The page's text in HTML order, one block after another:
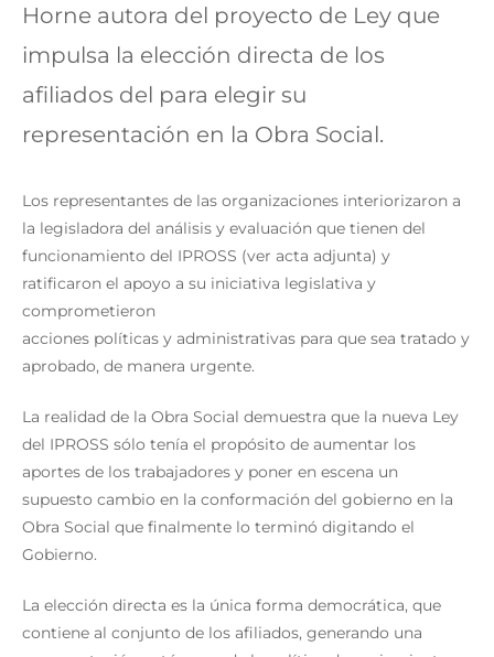
Horne autora del proyecto de Ley que
impulsa la elección directa de los
afiliados del para elegir su
representación en la Obra Social.
Los representantes de las organizaciones interiorizaron a
la legisladora del análisis y evaluación que tienen del
funcionamiento del IPROSS (ver acta adjunta) y
ratificaron el apoyo a su iniciativa legislativa y
comprometieron
acciones políticas y administrativas para que sea tratado y
aprobado, de manera urgente.
La realidad de la Obra Social demuestra que la nueva Ley
del IPROSS sólo tenía el propósito de aumentar los
aportes de los trabajadores y poner en escena un
supuesto cambio en la conformación del gobierno en la
Obra Social que finalmente lo terminó digitando el
Gobierno.
La elección directa es la única forma democrática, que
contiene al conjunto de los afiliados, generando una